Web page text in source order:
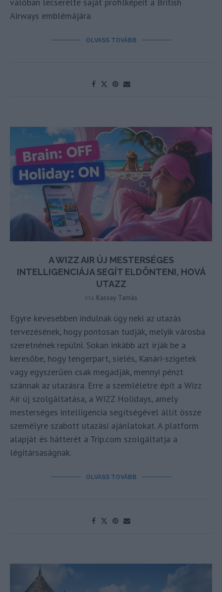
valóban lecserélte saját profilképeit a British
Airways emblémájára.
OLVASS TOVÁBB
A WIZZ AIR ÚJ MESTERSÉGES
INTELLIGENCIÁJA SEGÍT ELDÖNTENI, HOVÁ
UTAZZ
írta Kassay Tamás
Egyre kevesebben indulnak úgy neki az utazás
tervezésének, hogy pontosan tudják, melyik városba
szeretnének repülni. Sokan inkább azt írják be a
keresőbe, hogy tengerpart, síelés, Kanári-szigetek
vagy egyszerűen csak megadják, mennyi pénzt
szánnak az utazásra. Erre a szemléletre épít a Wizz
Air új szolgáltatása, a WIZZ Holidays, amely
mesterséges intelligencia segítségével állít össze
személyre szabott utazási ajánlatokat. A platform
alapját és hátterét a Trip.com szolgáltatja a
légitársaságnak.
OLVASS TOVÁBB